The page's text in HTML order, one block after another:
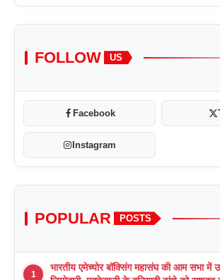
FOLLOW US
Facebook
Instagram
POPULAR POSTS
1
भारतीय एमेच्योर बॉक्सिंग महासंघ की आम सभा में